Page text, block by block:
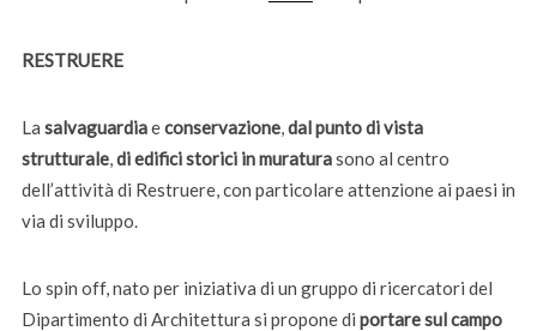
RESTRUERE
La salvaguardiaeconservazione,dal punto di vista
strutturale,di edifici storici in muraturasono al centro
dell’attività di Restruere, con particolare attenzione ai paesi in
via di sviluppo.
Lo spin off, nato per iniziativa di un gruppo di ricercatori del
Dipartimento di Architettura si propone di portare sul campo